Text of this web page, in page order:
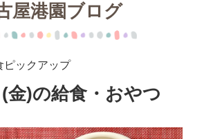
屋港園ブログ
ピックアップ
金)の給食・おやつ